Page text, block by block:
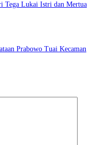
Tega Lukai Istri dan Mertua
Prabowo Tuai Kecaman